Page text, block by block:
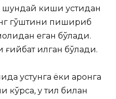
шундай киши устидан
гўштини пишириб
еган бўлади.
ғийбат қилган бўлади.
устунга ёки арқонга
кўрса, у тил билан